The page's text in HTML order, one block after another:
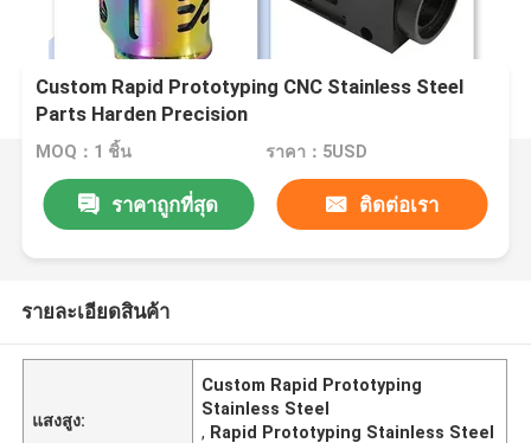
Custom Rapid Prototyping CNC Stainless Steel
Parts Harden Precision
MOQ：1 ชิ้น ราคา：5USD
ราคาถูกที่สุด ติดต่อเรา
รายละเอียดสินค้า
แสงสูง:
Custom Rapid Prototyping
Stainless Steel
, Rapid Prototyping Stainless Steel